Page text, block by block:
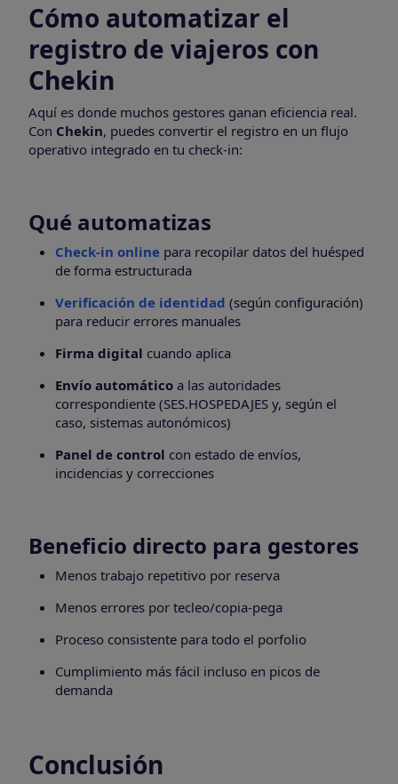
Cómo automatizar el
registro de viajeros con
Chekin
Aquí es donde muchos gestores ganan eficiencia real.
Con Chekin, puedes convertir el registro en un flujo
operativo integrado en tu check-in:
Qué automatizas
Check-in online para recopilar datos del huésped
de forma estructurada
Verificación de identidad (según configuración)
para reducir errores manuales
Firma digital cuando aplica
Envío automático a las autoridades
correspondiente (SES.HOSPEDAJES y, según el
caso, sistemas autonómicos)
Panel de control con estado de envíos,
incidencias y correcciones
Beneficio directo para gestores
Menos trabajo repetitivo por reserva
Menos errores por tecleo/copia-pega
Proceso consistente para todo el porfolio
Cumplimiento más fácil incluso en picos de
demanda
Conclusión